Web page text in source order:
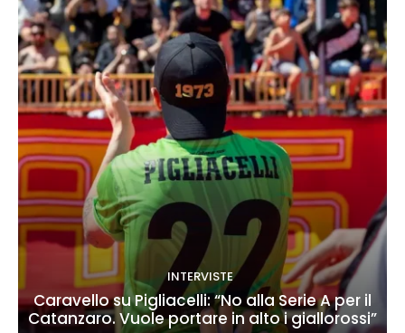
INTERVISTE
Caravello su Pigliacelli: “No alla Serie A per il
Catanzaro. Vuole portare in alto i giallorossi”